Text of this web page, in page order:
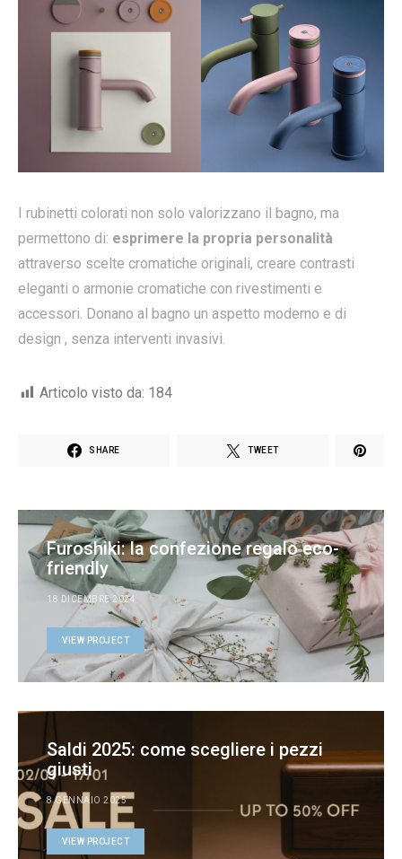
I rubinetti colorati non solo valorizzano il bagno, ma
permettono di: esprimere la propria personalità
attraverso scelte cromatiche originali, creare contrasti
eleganti o armonie cromatiche con rivestimenti e
accessori. Donano al bagno un aspetto moderno e di
design , senza interventi invasivi.
Articolo visto da: 184
SHARE TWEET
Furoshiki: la confezione regalo eco-
friendly
18 DICEMBRE 2024
VIEW PROJECT
Saldi 2025: come scegliere i pezzi
giusti
8 GENNAIO 2025
VIEW PROJECT